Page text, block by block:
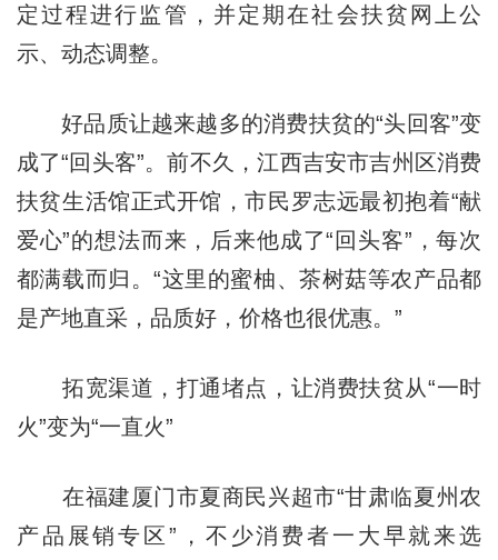
定过程进行监管，并定期在社会扶贫网上公
示、动态调整。
好品质让越来越多的消费扶贫的“头回客”变
成了“回头客”。前不久，江西吉安市吉州区消费
扶贫生活馆正式开馆，市民罗志远最初抱着“献
爱心”的想法而来，后来他成了“回头客”，每次
都满载而归。“这里的蜜柚、茶树菇等农产品都
是产地直采，品质好，价格也很优惠。”
拓宽渠道，打通堵点，让消费扶贫从“一时
火”变为“一直火”
在福建厦门市夏商民兴超市“甘肃临夏州农
产品展销专区”，不少消费者一大早就来选